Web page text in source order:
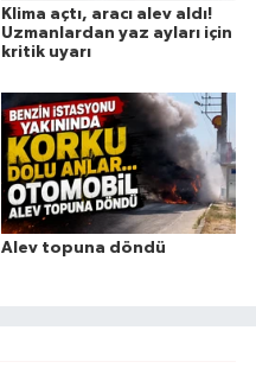
Klima açtı, aracı alev aldı!
Uzmanlardan yaz ayları için
kritik uyarı
Alev topuna döndü